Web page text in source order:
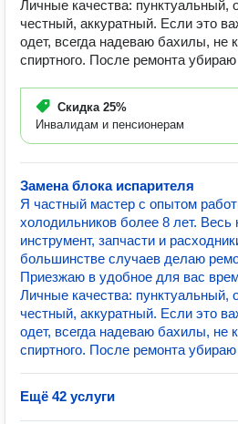
Личные качества: пунктуальный,
честный, аккуратный. Если это
одет, всегда надеваю бахилы, не
спиртного. После ремонта
Скидка 25%
Инвалидам и пенсионерам
Замена блока испарителя
Я частный мастер с опытом
холодильников более 8 лет.
инструмент, запчасти и
большинстве случаев делаю
Приезжаю в удобное для вас
Личные качества: пунктуальный,
честный, аккуратный. Если это
одет, всегда надеваю бахилы, не
спиртного. После ремонта
Ещё 42 услуги